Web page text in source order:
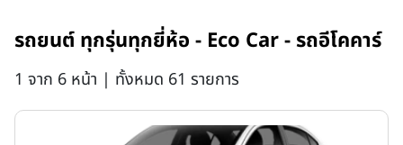
รถยนต์ ทุกรุ่นทุกยี่ห้อ - Eco Car - รถอีโคคาร์
1 จาก 6 หน้า | ทั้งหมด 61 รายการ